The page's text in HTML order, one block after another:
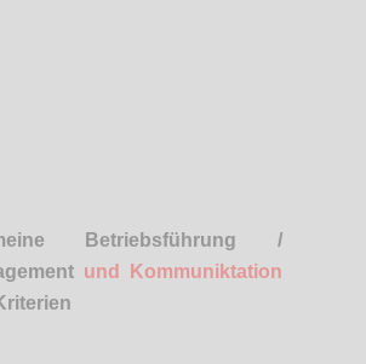
Betriebsführung /
und
Kommuniktation